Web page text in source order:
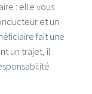
: elle vous
et un
fait une
un trajet, il